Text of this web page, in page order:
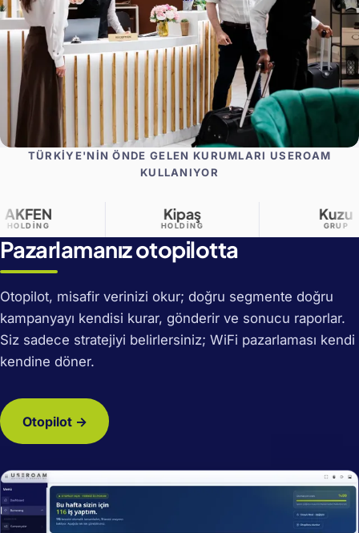
TÜRKIYE'NIN ÖNDE GELEN KURUMLARI USEROAM
KULLANIYOR
Pazarlamanız otopilotta
Otopilot, misafir verinizi okur; doğru segmente doğru
kampanyayı kendisi kurar, gönderir ve sonucu raporlar.
Siz sadece stratejiyi belirlersiniz; WiFi pazarlaması kendi
kendine döner.
Otopilot →